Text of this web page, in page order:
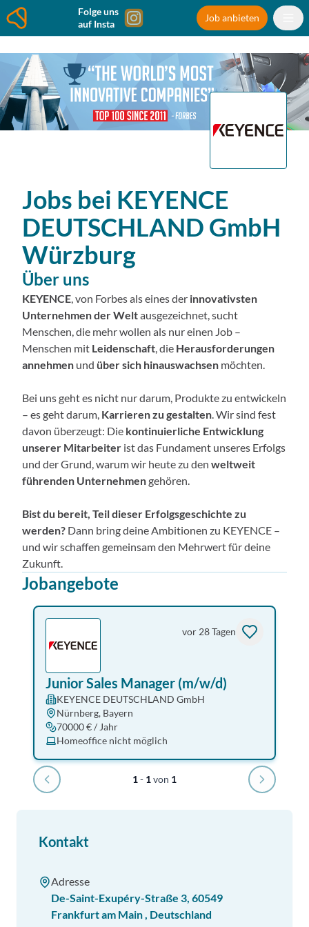
Folge uns
auf Insta
Job anbieten
Jobs bei KEYENCE
DEUTSCHLAND GmbH
Würzburg
Über uns
KEYENCE, von Forbes als eines der innovativsten
Unternehmen der Weltausgezeichnet, sucht
Menschen, die mehr wollen als nur einen Job –
Menschen mit Leidenschaft, die Herausforderungen
annehmen und über sich hinauswachsen möchten.
Bei uns geht es nicht nur darum, Produkte zu entwickeln
– es geht darum, Karrieren zu gestalten. Wir sind fest
davon überzeugt: Die kontinuierliche Entwicklung
unserer Mitarbeiter ist das Fundament unseres Erfolgs
und der Grund, warum wir heute zu den weltweit
führenden Unternehmengehören.
Bist du bereit, Teil dieser Erfolgsgeschichte zu
werden? Dann bring deine Ambitionen zu KEYENCE –
und wir schaffen gemeinsam den Mehrwert für deine
Zukunft.
Jobangebote
vor 28 Tagen
Junior Sales Manager (m/w/d)
KEYENCE DEUTSCHLAND GmbH
Nürnberg, Bayern
70000 € / Jahr
Homeoffice nicht möglich
1- 1von 1
Kontakt
Adresse
De-Saint-Exupéry-Straße 3, 60549
Frankfurt am Main, Deutschland